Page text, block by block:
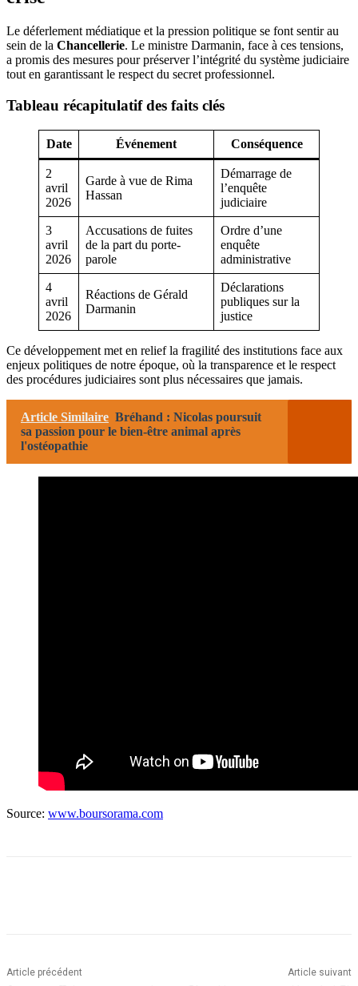
Le déferlement médiatique et la pression politique se font sentir au
sein de la Chancellerie. Le ministre Darmanin, face à ces tensions,
a promis des mesures pour préserver l’intégrité du système judiciaire
tout en garantissant le respect du secret professionnel.
Tableau récapitulatif des faits clés
Date Événement Conséquence
2
avril
2026
Garde à vue de Rima
Hassan
Démarrage de
l’enquête
judiciaire
3
avril
2026
Accusations de fuites
de la part du porte-
parole
Ordre d’une
enquête
administrative
4
avril
2026
Réactions de Gérald
Darmanin
Déclarations
publiques sur la
justice
Ce développement met en relief la fragilité des institutions face aux
enjeux politiques de notre époque, où la transparence et le respect
des procédures judiciaires sont plus nécessaires que jamais.
Article Similaire Bréhand : Nicolas poursuit
sa passion pour le bien-être animal après
l'ostéopathie
Source: www.boursorama.com
Article précédent Article suivant